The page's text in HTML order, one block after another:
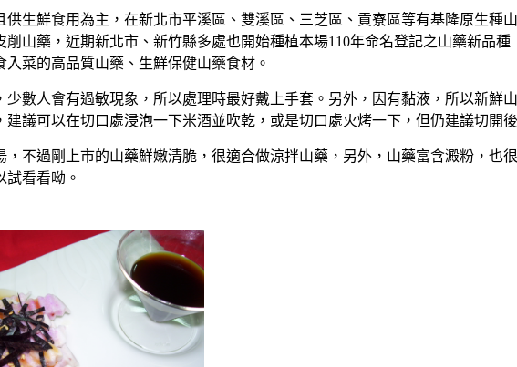
鮮食用為主，在新北市平溪區、雙溪區、三芝區、貢寮區等有基隆原生種
山藥，近期新北市、新竹縣多處也開始種植本場110年命名登記之山藥新品
菜的高品質山藥、生鮮保健山藥食材。
人會有過敏現象，所以處理時最好戴上手套。另外，因有黏液，所以新鮮
議可以在切口處浸泡一下米酒並吹乾，或是切口處火烤一下，但仍建議切開
過剛上市的山藥鮮嫩清脆，很適合做涼拌山藥，另外，山藥富含澱粉，也
看看呦。